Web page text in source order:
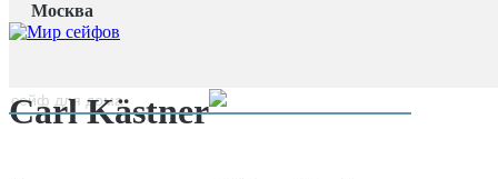
Москва
Главная страница
Производители
Carl Kästner